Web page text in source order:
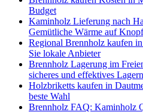
Budget
Kaminholz Lieferung nach
Gemütliche Wärme auf
Regional Brennholz kaufen
Sie lokale Anbieter
Brennholz Lagerung im
sicheres und effektives Lagern
Holzbriketts kaufen in
beste Wahl
Brennholz FAQ: Kaminholz